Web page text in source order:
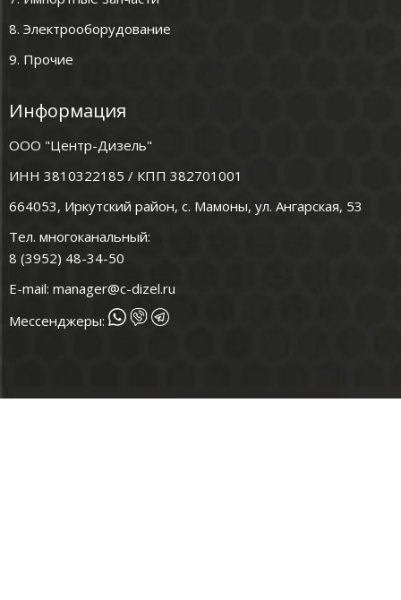
8. Электрооборудование
9. Прочие
Информация
ООО "Центр-Дизель"
ИНН 3810322185 / КПП 382701001
664053, Иркутский район, с. Мамоны, ул. Ангарская, 53
Тел. многоканальный:
8 (3952) 48-34-50
E-mail: manager@c-dizel.ru
Мессенджеры: